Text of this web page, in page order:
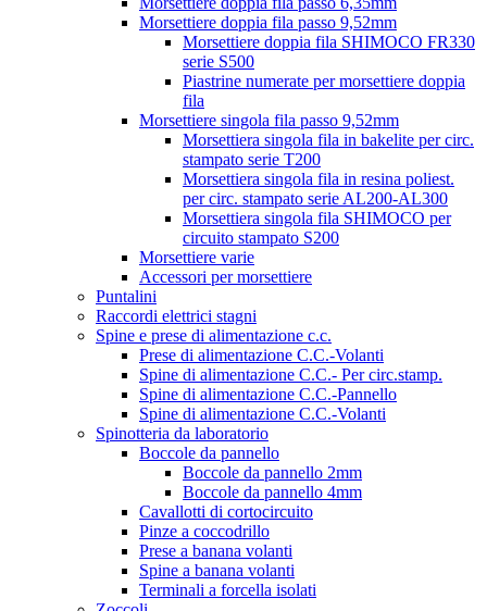
Morsettiere doppia fila passo 9,52mm
Morsettiere doppia fila SHIMOCO FR330
serie S500
Piastrine numerate per morsettiere doppia
fila
Morsettiere singola fila passo 9,52mm
Morsettiera singola fila in bakelite per circ.
stampato serie T200
Morsettiera singola fila in resina poliest.
per circ. stampato serie AL200-AL300
Morsettiera singola fila SHIMOCO per
circuito stampato S200
Morsettiere varie
Accessori per morsettiere
Puntalini
Raccordi elettrici stagni
Spine e prese di alimentazione c.c.
Prese di alimentazione C.C.-Volanti
Spine di alimentazione C.C.- Per circ.stamp.
Spine di alimentazione C.C.-Pannello
Spine di alimentazione C.C.-Volanti
Spinotteria da laboratorio
Boccole da pannello
Boccole da pannello 2mm
Boccole da pannello 4mm
Cavallotti di cortocircuito
Pinze a coccodrillo
Prese a banana volanti
Spine a banana volanti
Terminali a forcella isolati